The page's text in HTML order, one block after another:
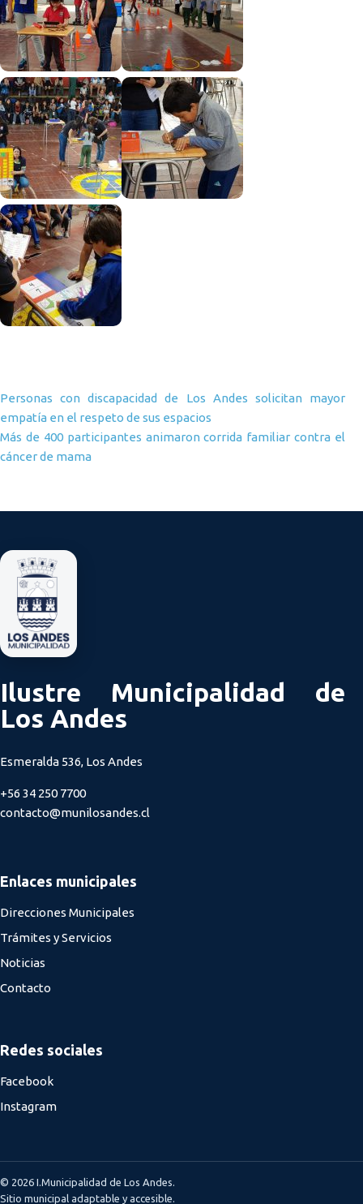
Navegación de entradas
Personas con discapacidad de Los Andes solicitan mayor
empatía en el respeto de sus espacios
Más de 400 participantes animaron corrida familiar contra el
cáncer de mama
Ilustre Municipalidad de
Los Andes
Esmeralda 536, Los Andes
+56 34 250 7700
contacto@munilosandes.cl
Enlaces municipales
Direcciones Municipales
Trámites y Servicios
Noticias
Contacto
Redes sociales
Facebook
Instagram
© 2026 I.Municipalidad de Los Andes.
Sitio municipal adaptable y accesible.